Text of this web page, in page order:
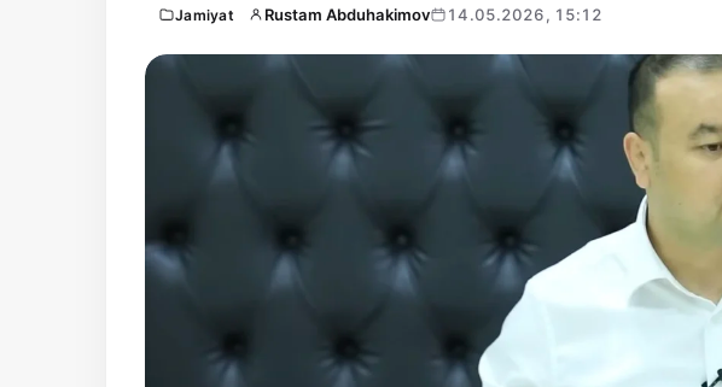
Jamiyat Rustam Abduhakimov 14.05.2026, 15:12